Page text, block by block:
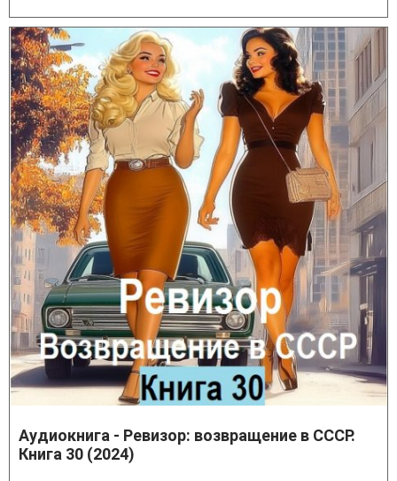
врач в мире?! Или всё же сможет? Я поехал к отцу, он моя
единственная надежда, хотя мы с ним и в ссоре. Если бы я только
знал, чем всё это закончится и КАК он мне поможет! Прощай
скучная жизнь заучки программиста и ботаника.
Аудиокнига - Ревизор: возвращение в СССР.
Книга 30 (2024)